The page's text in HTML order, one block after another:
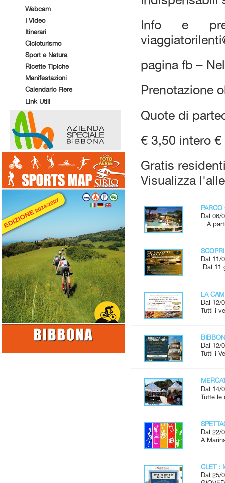
Webcam
I Video
Itinerari
Cicloturismo
Sport e Natura
Ricette Tipiche
Manifestazioni
Calendario Fiere
Link Utili
Info e
pagina fb –
Prenotazione
Quote di
€ 3,50 intero
Gratis
Visualizza
Dal 06/
A
Dal 11/
Dal 11
LA
Dal 12/
Tutti i
Dal 12/
Tutti i
Dal 14/
Tutte le
Dal 22/
A
CLET :
Dal 25/